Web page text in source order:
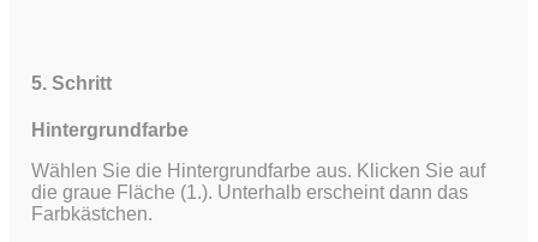
5. Schritt
Hintergrundfarbe
Wählen Sie die Hintergrundfarbe aus. Klicken Sie auf
die graue Fläche (1.). Unterhalb erscheint dann das
Farbkästchen.